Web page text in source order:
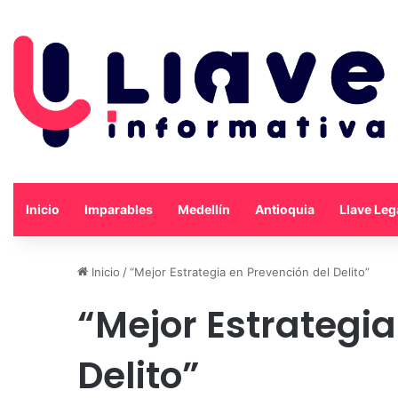
Inicio Imparables Medellín Antioquia Llave
Inicio /“Mejor Estrategia en Prevención del Delito”
“Mejor
Delito”